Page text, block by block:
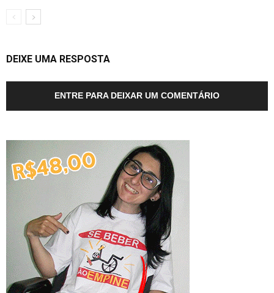
DEIXE UMA RESPOSTA
ENTRE PARA DEIXAR UM COMENTÁRIO